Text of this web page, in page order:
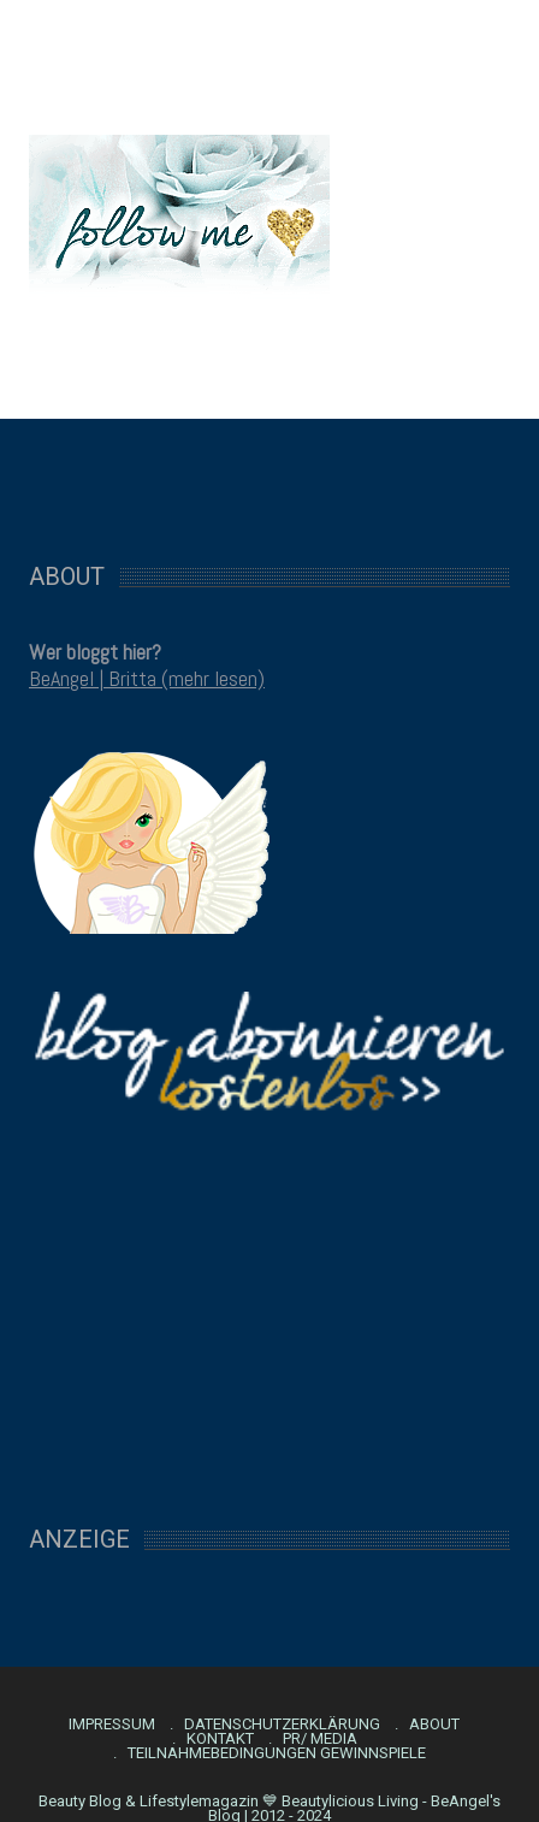
ABOUT
Wer bloggt hier?
BeAngel | Britta (mehr lesen)
ANZEIGE
IMPRESSUM DATENSCHUTZERKLÄRUNG
ABOUT
KONTAKT
PR/ MEDIA
TEILNAHMEBEDINGUNGEN GEWINNSPIELE
Beauty Blog & Lifestylemagazin 💙 Beautylicious Living - BeAngel's
Blog | 2012 - 2024